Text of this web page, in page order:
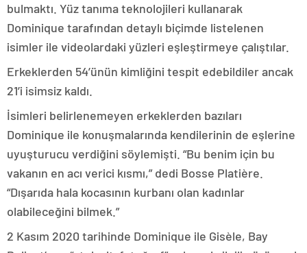
bulmaktı. Yüz tanıma teknolojileri kullanarak
Dominique tarafından detaylı biçimde listelenen
isimler ile videolardaki yüzleri eşleştirmeye çalıştılar.
Erkeklerden 54’ünün kimliğini tespit edebildiler ancak
21’i isimsiz kaldı.
İsimleri belirlenemeyen erkeklerden bazıları
Dominique ile konuşmalarında kendilerinin de eşlerine
uyuşturucu verdiğini söylemişti. “Bu benim için bu
vakanın en acı verici kısmı,” dedi Bosse Platière.
“Dışarıda hala kocasının kurbanı olan kadınlar
olabileceğini bilmek.”
2 Kasım 2020 tarihinde Dominique ile Gisèle, Bay